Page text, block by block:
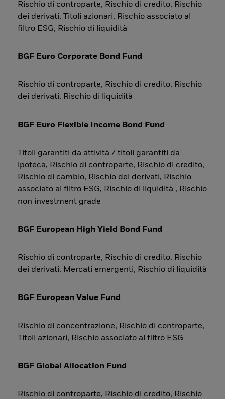
Rischio di controparte, Rischio di credito, Rischio
dei derivati, Titoli azionari, Rischio associato al
filtro ESG, Rischio di liquidità
BGF Euro Corporate Bond Fund
Rischio di controparte, Rischio di credito, Rischio
dei derivati, Rischio di liquidità
BGF Euro Flexible Income Bond Fund
Titoli garantiti da attività / titoli garantiti da
ipoteca, Rischio di controparte, Rischio di credito,
Rischio di cambio, Rischio dei derivati, Rischio
associato al filtro ESG, Rischio di liquidità , Rischio
non investment grade
BGF European High Yield Bond Fund
Rischio di controparte, Rischio di credito, Rischio
dei derivati, Mercati emergenti, Rischio di liquidità
BGF European Value Fund
Rischio di concentrazione, Rischio di controparte,
Titoli azionari, Rischio associato al filtro ESG
BGF Global Allocation Fund
Rischio di controparte, Rischio di credito, Rischio